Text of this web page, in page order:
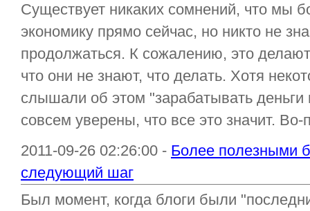
Существует никаких сомнений, что мы
экономику прямо сейчас, но никто не
продолжаться. К сожалению, это
что они не знают, что делать. Хотя
слышали об этом "зарабатывать
совсем уверены, что все это значит.
2011-09-26 02:26:00 - Более полезными
следующий шаг
Был момент, когда блоги были